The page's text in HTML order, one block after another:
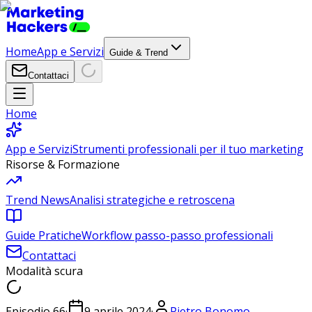
HomeApp e Servizi Guide & Trend
Contattaci
Home
App e ServiziStrumenti professionali per il tuo marketing
Risorse & Formazione
Trend NewsAnalisi strategiche e retroscena
Guide PraticheWorkflow passo-passo professionali
Contattaci
Modalità scura